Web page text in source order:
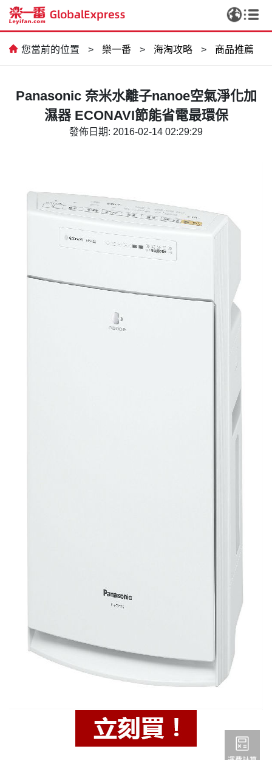
您當前的位置 > 樂一番 > 海淘攻略 > 商品推薦
攻略待查收！
Panasonic 奈米水離子nanoe空氣淨化加
濕器 ECONAVI節能省電最環保
發佈日期: 2016-02-14 02:29:29